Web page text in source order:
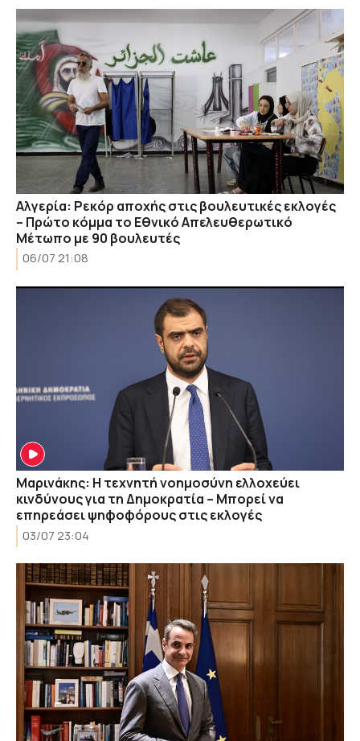
Αλγερία: Ρεκόρ αποχής στις βουλευτικές εκλογές
– Πρώτο κόμμα το Εθνικό Απελευθερωτικό
Μέτωπο με 90 βουλευτές
06/07 21:08
Μαρινάκης: Η τεχνητή νοημοσύνη ελλοχεύει
κινδύνους για τη Δημοκρατία – Μπορεί να
επηρεάσει ψηφοφόρους στις εκλογές
03/07 23:04